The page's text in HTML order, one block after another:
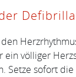
ein völliger
Setze sofort die